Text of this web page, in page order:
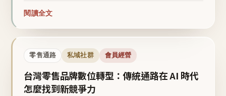
閱讀全文
零售通路 私域社群 會員經營
台灣零售品牌數位轉型：傳統通路在 AI 時代
怎麼找到新競爭力